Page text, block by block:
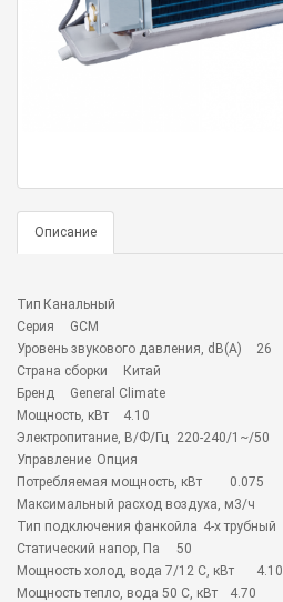
Описание
Тип Канальный
Серия
GCM
Уровень звукового давления, dB(A)
26
Страна сборки
Китай
Бренд
General Climate
Мощность, кВт
4.10
Электропитание, В/Ф/Гц
220-240/1~/50
Управление Опция
Потребляемая мощность, кВт
0.075
Максимальный расход воздуха, м3/ч
Тип подключения фанкойла 4-х трубный
Статический напор, Па
50
Мощность холод, вода 7/12 С, кВт
4.10
Мощность тепло, вода 50 С, кВт
4.70